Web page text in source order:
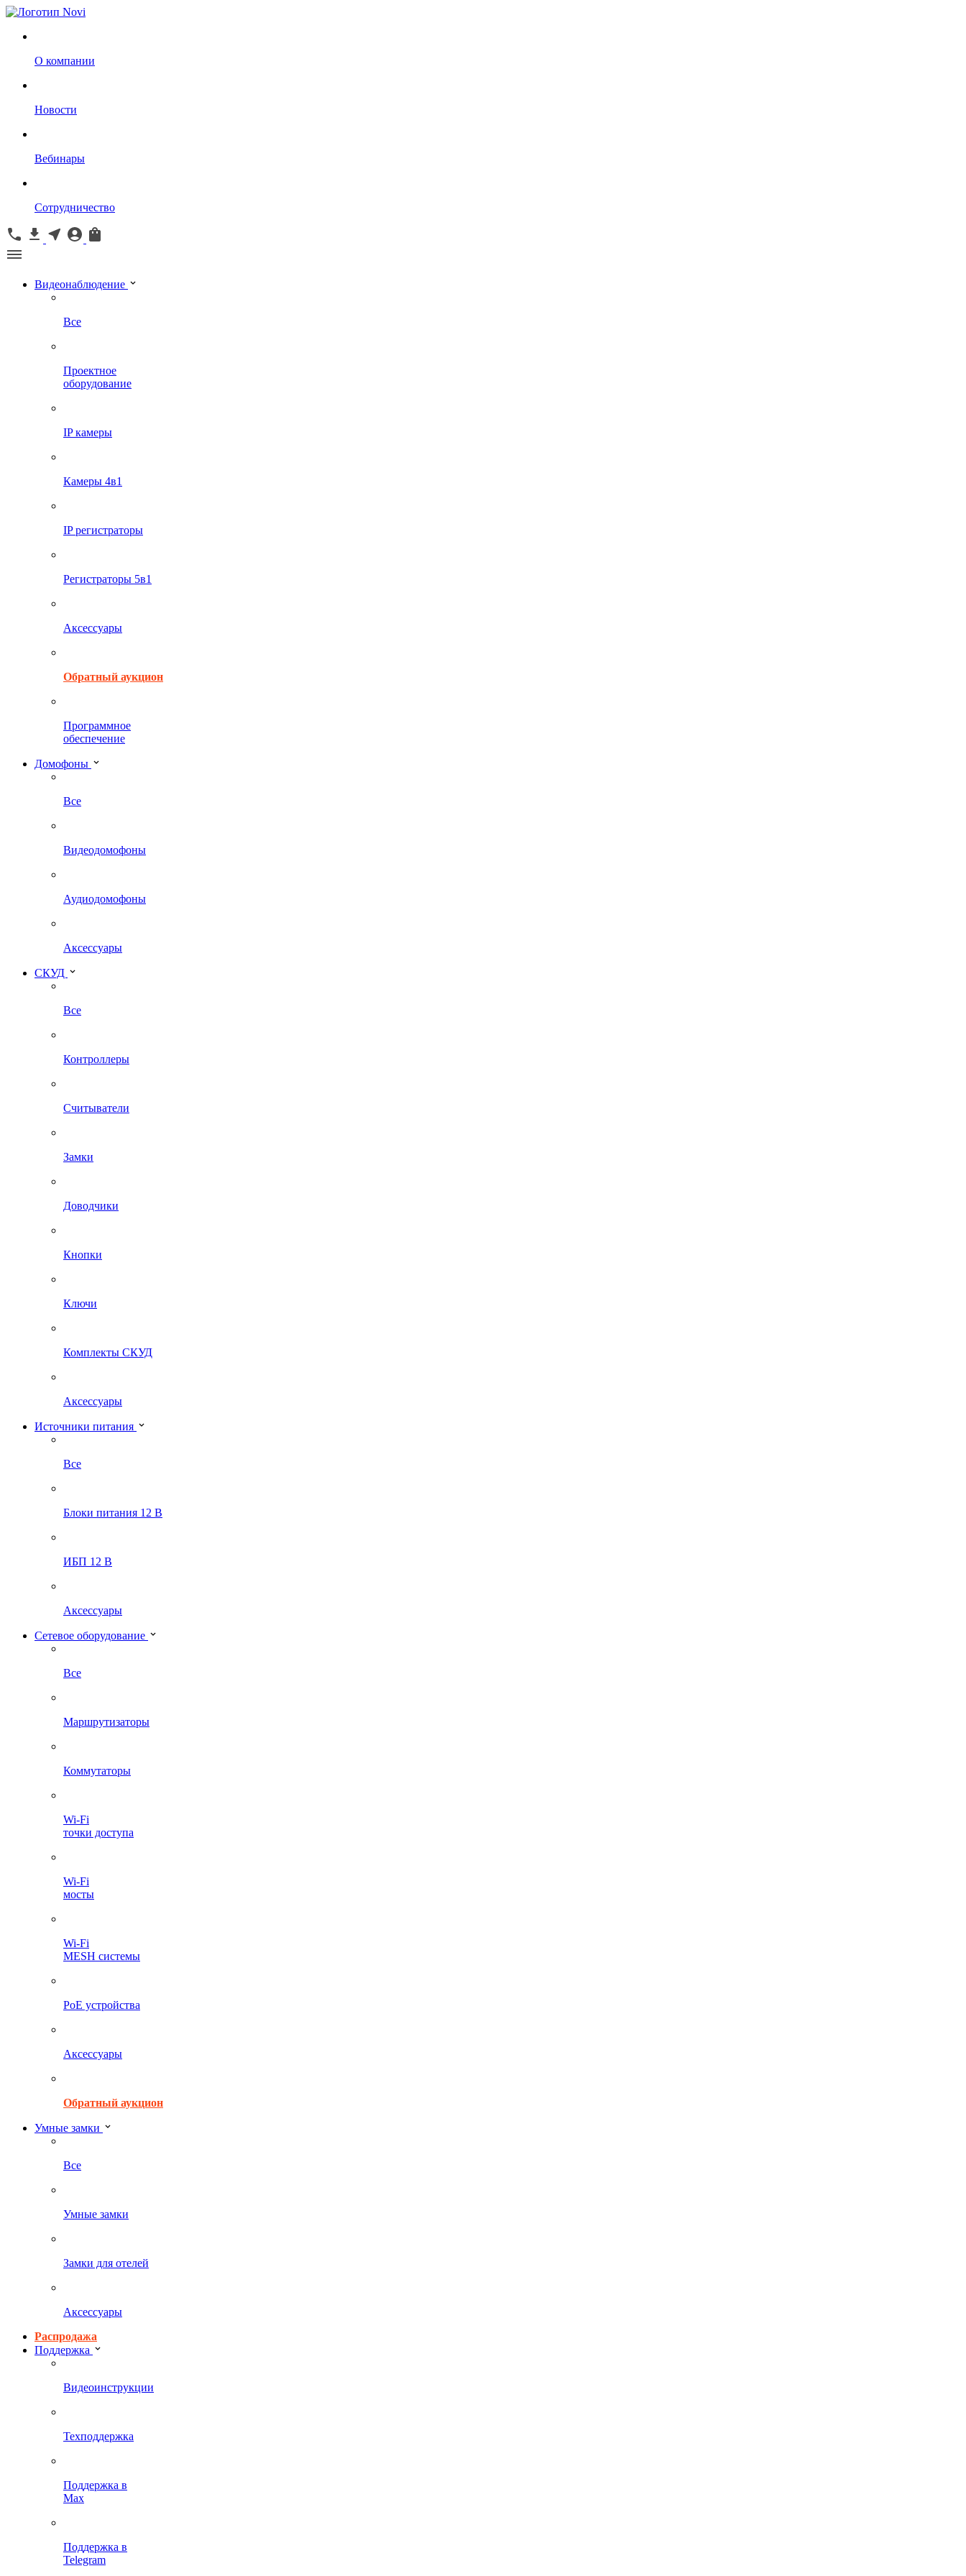
О компании
Новости
Вебинары
Сотрудничество
Видеонаблюдение
Все
Проектное
оборудование
IP камеры
Камеры 4в1
IP регистраторы
Регистраторы 5в1
Аксессуары
Обратный аукцион
Программное
обеспечение
Домофоны
Все
Видеодомофоны
Аудиодомофоны
Аксессуары
СКУД
Все
Контроллеры
Считыватели
Замки
Доводчики
Кнопки
Ключи
Комплекты СКУД
Аксессуары
Источники питания
Все
Блоки питания 12 В
ИБП 12 В
Аксессуары
Сетевое оборудование
Все
Маршрутизаторы
Коммутаторы
Wi-Fi
точки доступа
Wi-Fi
мосты
Wi-Fi
MESH системы
PoE устройства
Аксессуары
Обратный аукцион
Умные замки
Все
Умные замки
Замки для отелей
Аксессуары
Распродажа
Поддержка
Видеоинструкции
Техподдержка
Поддержка в
Max
Поддержка в
Telegram